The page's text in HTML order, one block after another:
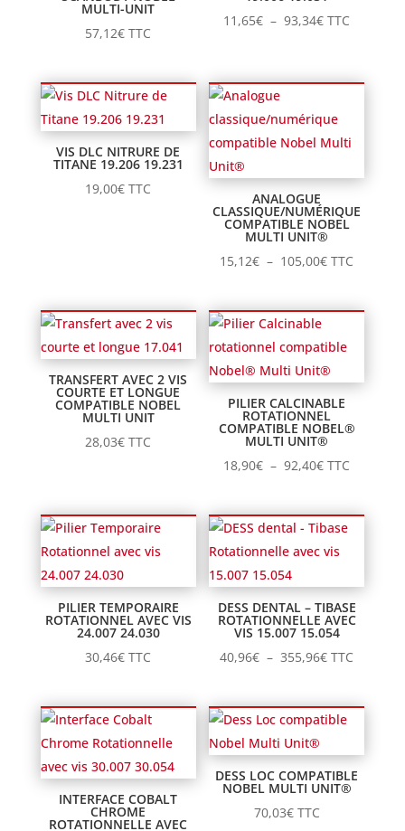
MULTI-UNIT
57,12€ TTC
11,65€ – 93,34€Plage
11,65€
à
93,34€
TTC
VIS DLC NITRURE DE
TITANE 19.206 19.231
19,00€ TTC
ANALOGUE
CLASSIQUE/NUMÉRIQUE
COMPATIBLE NOBEL
MULTI UNIT®
15,12€ – 105,00€Plage
prix :
à
105,00€
TTC
TRANSFERT AVEC 2 VIS
COURTE ET LONGUE
COMPATIBLE NOBEL
MULTI UNIT
28,03€ TTC
PILIER CALCINABLE
ROTATIONNEL
COMPATIBLE NOBEL®
MULTI UNIT®
18,90€ – 92,40€Plage
prix :
18,90€
à
TTC
PILIER TEMPORAIRE
ROTATIONNEL AVEC VIS
24.007 24.030
30,46€ TTC
DESS DENTAL – TIBASE
ROTATIONNELLE AVEC
VIS 15.007 15.054
40,96€ – 355,96€Plage
prix :
40,96€
355,96€
TTC
INTERFACE COBALT
CHROME
ROTATIONNELLE AVEC
DESS LOC COMPATIBLE
NOBEL MULTI UNIT®
70,03€ TTC